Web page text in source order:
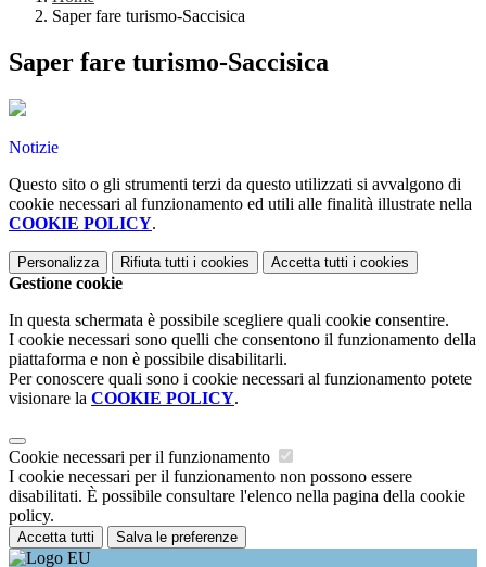
Saper fare turismo-Saccisica
Saper fare turismo-Saccisica
Notizie
Questo sito o gli strumenti terzi da questo utilizzati si avvalgono di
cookie necessari al funzionamento ed utili alle finalità illustrate nella
COOKIE POLICY.
Personalizza Rifiuta tutti i cookies Accetta tutti i cookies
Gestione cookie
In questa schermata è possibile scegliere quali cookie consentire.
I cookie necessari sono quelli che consentono il funzionamento della
piattaforma e non è possibile disabilitarli.
Per conoscere quali sono i cookie necessari al funzionamento potete
visionare la COOKIE POLICY.
Cookie necessari per il funzionamento
I cookie necessari per il funzionamento non possono essere
disabilitati. È possibile consultare l'elenco nella pagina della cookie
policy.
Accetta tutti Salva le preferenze